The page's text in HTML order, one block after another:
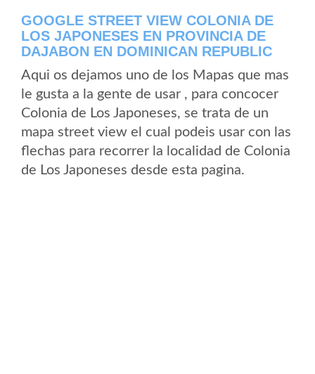
GOOGLE STREET VIEW COLONIA DE
LOS JAPONESES EN PROVINCIA DE
DAJABON EN DOMINICAN REPUBLIC
Aqui os dejamos uno de los Mapas que mas
le gusta a la gente de usar , para concocer
Colonia de Los Japoneses, se trata de un
mapa street view el cual podeis usar con las
flechas para recorrer la localidad de Colonia
de Los Japoneses desde esta pagina.